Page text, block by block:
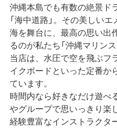
沖縄本島でも有数の絶景ド
「海中道路」。その美しい
海を舞台に、最高の思い出
るのが私たち「沖縄マリンス
当店は、水圧で空を飛ぶフ
イクボードといった定番か
ています。
時間内なら好きなだけ遊べ
やグループで思いっきり楽
経験豊富なインストラクタ